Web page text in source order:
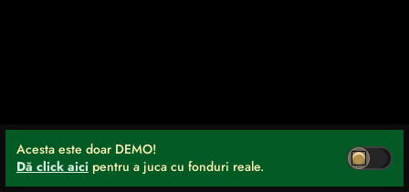
Acesta este doar DEMO!
Dă click aici pentru a juca cu fonduri reale.